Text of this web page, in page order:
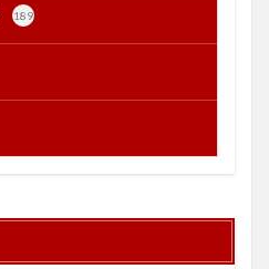
189